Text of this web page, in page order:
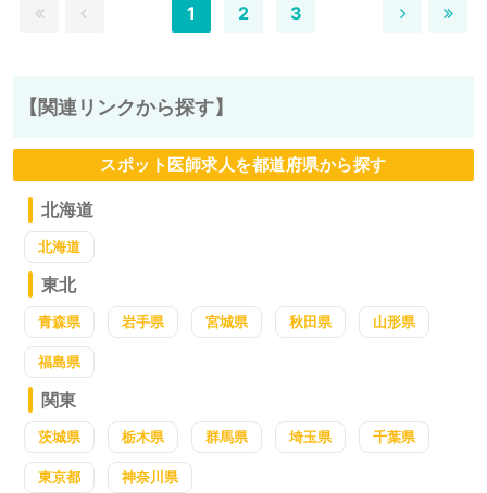
1 2 3
【関連リンクから探す】
スポット医師求人を都道府県から探す
北海道
北海道
東北
青森県 岩手県 宮城県 秋田県 山形県
福島県
関東
茨城県 栃木県 群馬県 埼玉県 千葉県
東京都 神奈川県